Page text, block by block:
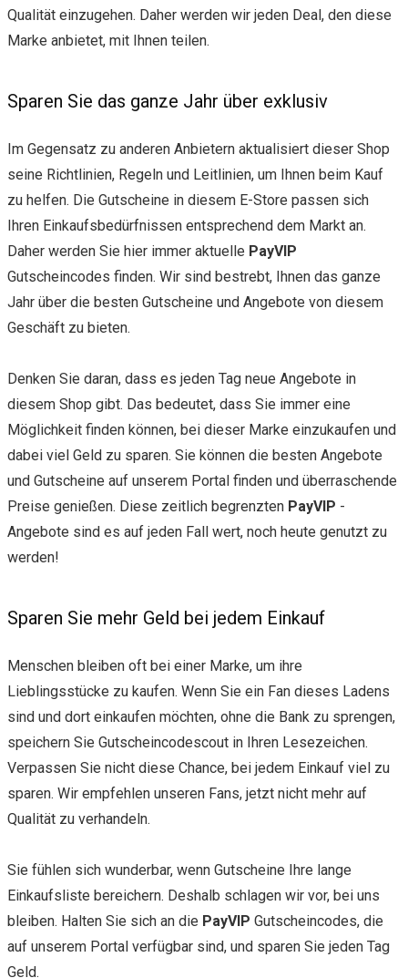
Qualität einzugehen. Daher werden wir jeden Deal, den diese
Marke anbietet, mit Ihnen teilen.
Sparen Sie das ganze Jahr über exklusiv
Im Gegensatz zu anderen Anbietern aktualisiert dieser Shop
seine Richtlinien, Regeln und Leitlinien, um Ihnen beim Kauf
zu helfen. Die Gutscheine in diesem E-Store passen sich
Ihren Einkaufsbedürfnissen entsprechend dem Markt an.
Daher werden Sie hier immer aktuelle PayVIP
Gutscheincodes finden. Wir sind bestrebt, Ihnen das ganze
Jahr über die besten Gutscheine und Angebote von diesem
Geschäft zu bieten.
Denken Sie daran, dass es jeden Tag neue Angebote in
diesem Shop gibt. Das bedeutet, dass Sie immer eine
Möglichkeit finden können, bei dieser Marke einzukaufen und
dabei viel Geld zu sparen. Sie können die besten Angebote
und Gutscheine auf unserem Portal finden und überraschende
Preise genießen. Diese zeitlich begrenzten PayVIP -
Angebote sind es auf jeden Fall wert, noch heute genutzt zu
werden!
Sparen Sie mehr Geld bei jedem Einkauf
Menschen bleiben oft bei einer Marke, um ihre
Lieblingsstücke zu kaufen. Wenn Sie ein Fan dieses Ladens
sind und dort einkaufen möchten, ohne die Bank zu sprengen,
speichern Sie Gutscheincodescout in Ihren Lesezeichen.
Verpassen Sie nicht diese Chance, bei jedem Einkauf viel zu
sparen. Wir empfehlen unseren Fans, jetzt nicht mehr auf
Qualität zu verhandeln.
Sie fühlen sich wunderbar, wenn Gutscheine Ihre lange
Einkaufsliste bereichern. Deshalb schlagen wir vor, bei uns
bleiben. Halten Sie sich an die PayVIP Gutscheincodes, die
auf unserem Portal verfügbar sind, und sparen Sie jeden Tag
Geld.